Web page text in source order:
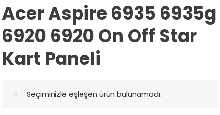
Acer Aspire 6935 6935g
6920 6920 On Off Star
Kart Paneli
Seçiminizle eşleşen ürün bulunamadı.